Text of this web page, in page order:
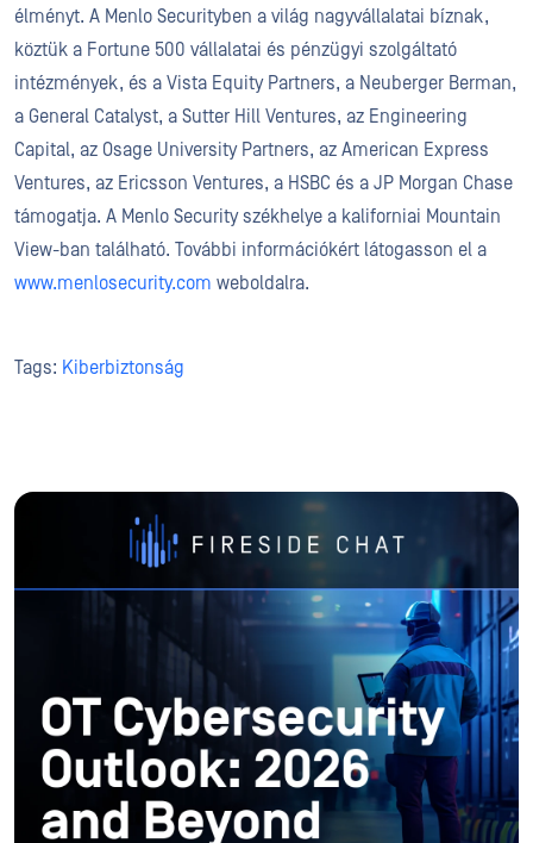
élményt. A Menlo Securityben a világ nagyvállalatai bíznak,
köztük a Fortune 500 vállalatai és pénzügyi szolgáltató
intézmények, és a Vista Equity Partners, a Neuberger Berman,
a General Catalyst, a Sutter Hill Ventures, az Engineering
Capital, az Osage University Partners, az American Express
Ventures, az Ericsson Ventures, a HSBC és a JP Morgan Chase
támogatja. A Menlo Security székhelye a kaliforniai Mountain
View-ban található. További információkért látogasson el a
www.menlosecurity.com weboldalra.
Tags: Kiberbiztonság